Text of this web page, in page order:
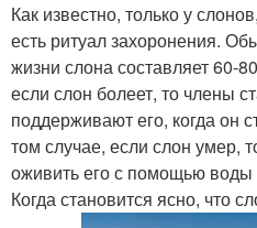
Как известно, только у
есть ритуал захоронения.
жизни слона составляет 60-
если слон болеет, то члены
поддерживают его, когда он
том случае, если слон умер,
оживить его с помощью
Когда становится ясно, что